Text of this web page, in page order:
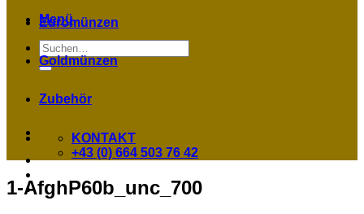
Menü
Suchen
nach:
Euromünzen
Goldmünzen
Zubehör
KONTAKT
+43 (0) 664 503 76 42
1-AfghP60b_unc_700